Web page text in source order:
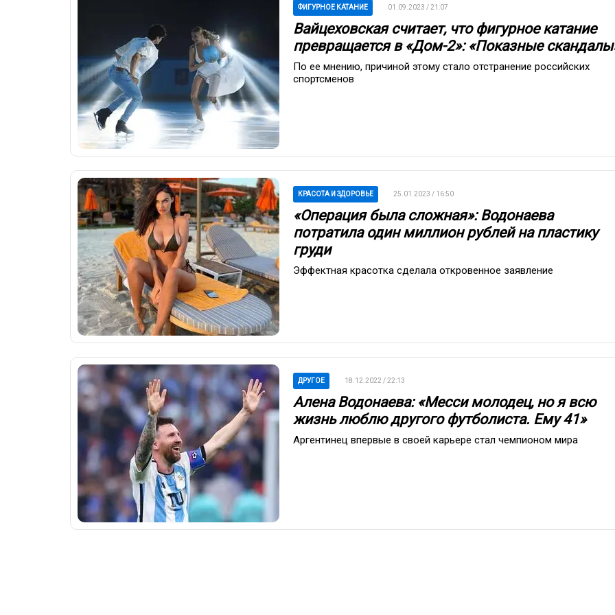
ФИГУРНОЕ КАТАНИЕ 01.09.2023 / 21:07
Вайцеховская считает, что фигурное катание
превращается в «Дом-2»: «Показные
По ее мнению, причиной этому стало отстранение российских
спортсменов
КРАСОТА И ЗДОРОВЬЕ 25.01.2023 / 16:50
«Операция была сложная»: Водонаева
потратила один миллион рублей на пластику
груди
Эффектная красотка сделала откровенное заявление
ДРУГОЕ 18.12.2022 / 22:13
Алена Водонаева: «Месси молодец, но я всю
жизнь люблю другого футболиста. Ему 41»
Аргентинец впервые в своей карьере стал чемпионом мира